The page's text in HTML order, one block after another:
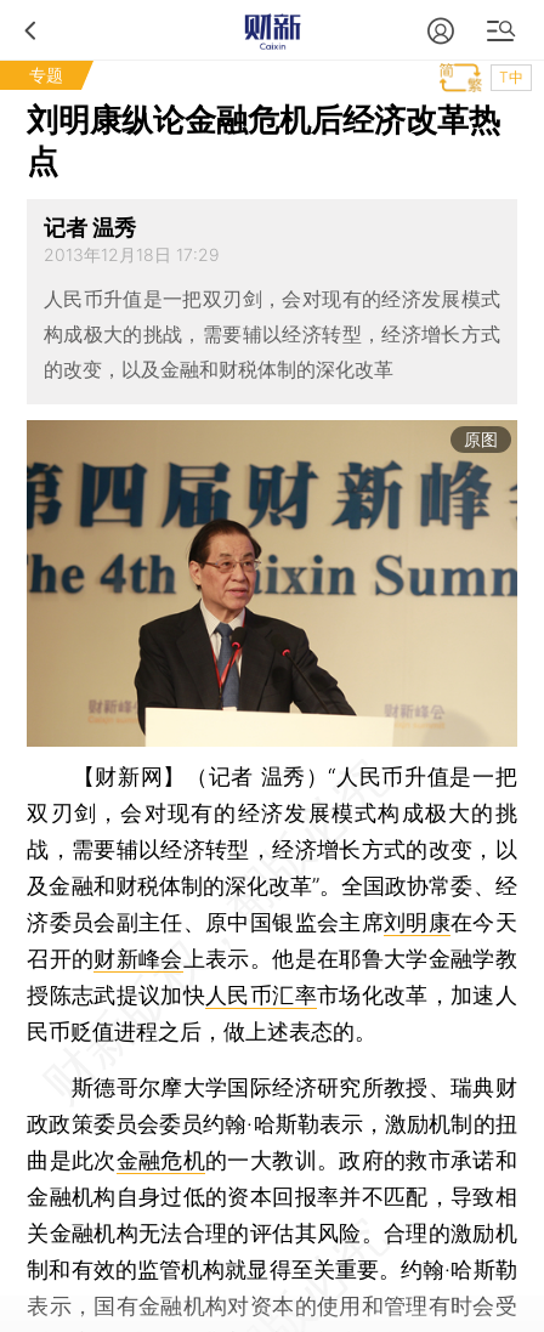
专题 T中
刘明康纵论金融危机后经济改革热
点
记者 温秀
2013年12月18日 17:29
人民币升值是一把双刃剑，会对现有的经济发展模式
构成极大的挑战，需要辅以经济转型，经济增长方式
的改变，以及金融和财税体制的深化改革
原图
【财新网】（记者 温秀）“人民币升值是一把
双刃剑，会对现有的经济发展模式构成极大的挑
战，需要辅以经济转型，经济增长方式的改变，以
及金融和财税体制的深化改革”。全国政协常委、经
济委员会副主任、原中国银监会主席刘明康在今天
召开的财新峰会 上表示。他是在耶鲁大学金融学教
授陈志武提议加快人民币汇率市场化改革，加速人
民币贬值进程之后，做上述表态的。
斯德哥尔摩大学国际经济研究所教授、瑞典财
政政策委员会委员约翰·哈斯勒表示，激励机制的扭
曲是此次金融危机的一大教训。政府的救市承诺和
金融机构自身过低的资本回报率并不匹配，导致相
关金融机构无法合理的评估其风险。合理的激励机
制和有效的监管机构就显得至关重要。约翰·哈斯勒
表示，国有金融机构对资本的使用和管理有时会受